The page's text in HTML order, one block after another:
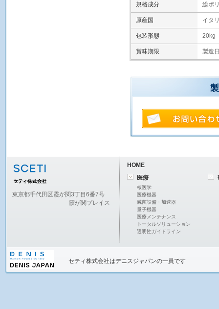
規格成分 総ポ
原産国 イタ
包装形態 20kg
賞味期限 製造
東京都千代田区霞が関3丁目6番7号
霞が関プレイス
HOME
医療
核医学
医療機器
滅菌設備・加速器
量子機器
医療メンテナンス
トータルソリューション
透明性ガイドライン
セティ株式会社はデニスジャパンの一員です